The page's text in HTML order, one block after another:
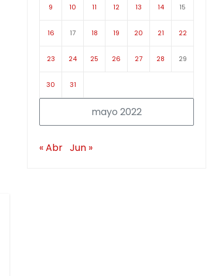
mayo 2022
9 10 11 12 13 14 15
16 17 18 19 20 21 22
23 24 25 26 27 28 29
30 31
« Abr Jun »